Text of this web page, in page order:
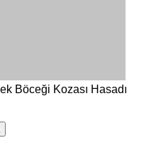
Böceği Kozası Hasadı